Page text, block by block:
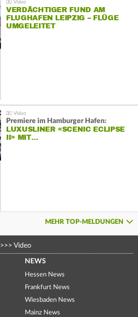
VERDÄCHTIGER FUND AM
FLUGHAFEN LEIPZIG – FLÜGE
UMGELEITET
Premiere im Hamburger Hafen:
LUXUSLINER «SCENIC ECLIPSE
II» MIT…
MEHR TOP-MELDUNGEN
>>> Video
NEWS
Hessen News
Frankfurt News
Wiesbaden News
Mainz News